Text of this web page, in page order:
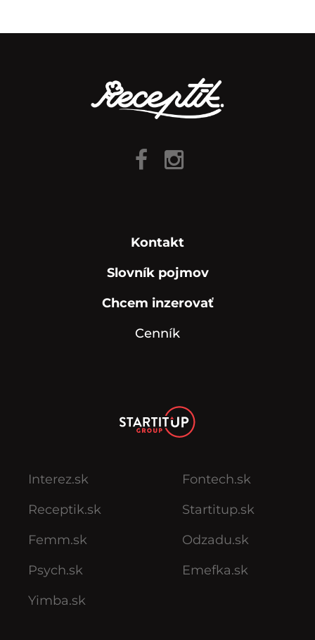
Kontakt
Slovník pojmov
Chcem inzerovať
Cenník
Interez.sk
Receptik.sk
Femm.sk
Psych.sk
Yimba.sk
Fontech.sk
Startitup.sk
Odzadu.sk
Emefka.sk